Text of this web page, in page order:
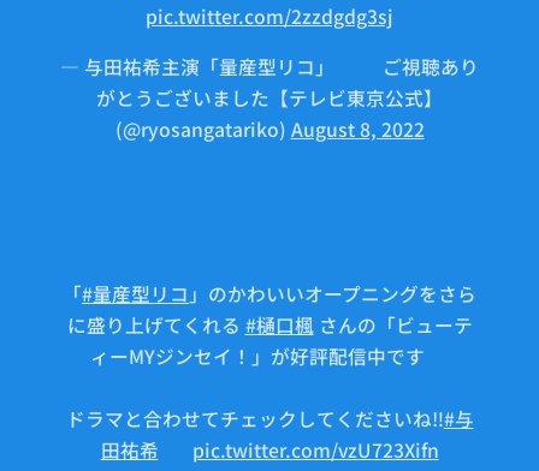
pic.twitter.com/2zzdgdg3sj
— 与田祐希主演「量産型リコ」🤖⚙ご視聴あり
がとうございました【テレビ東京公式】
(@ryosangatariko) August 8, 2022
「#量産型リコ 」のかわいいオープニングをさら
に盛り上げてくれる #樋口楓さんの「ビューテ
ィーMYジンセイ！」が好評配信中です🎶
ドラマと合わせてチェックしてくださいね‼️#与
田祐希
pic.twitter.com/vzU723Xifn